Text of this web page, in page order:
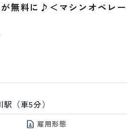
無料に♪＜マシンオペレー
（車5分）
雇用形態